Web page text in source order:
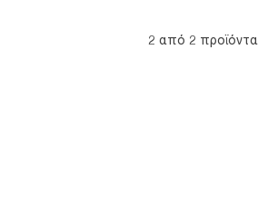
2 από 2 προϊόντα